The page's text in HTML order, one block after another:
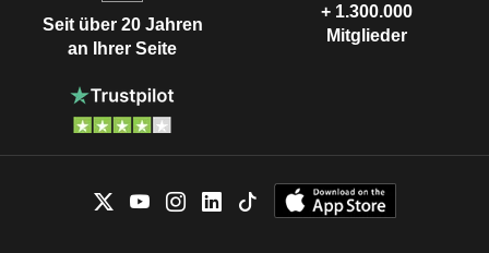
Seit über 20 Jahren
an Ihrer Seite
+ 1.300.000
Mitglieder